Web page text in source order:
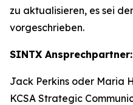
zu aktualisieren, es sei
vorgeschrieben.
SINTX Ansprechpartner:
Jack Perkins oder Maria
KCSA Strategic